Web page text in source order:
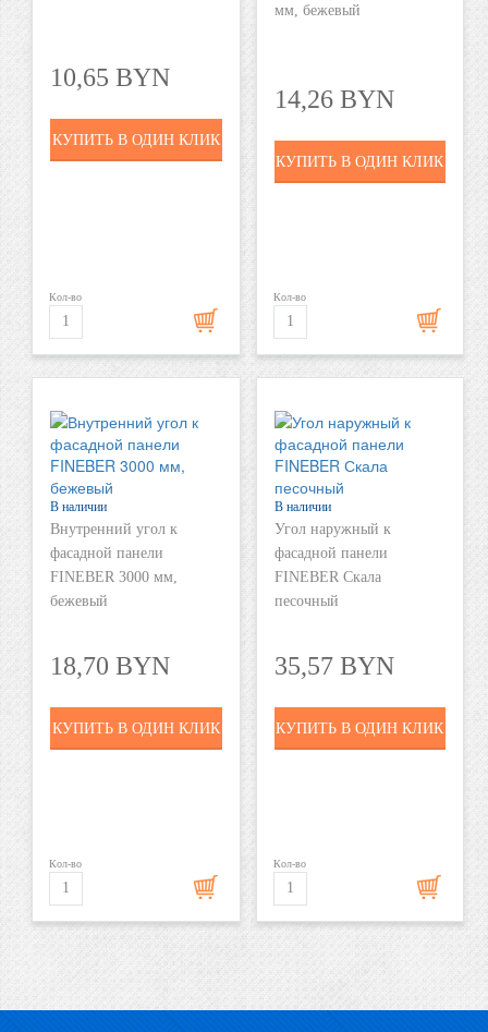
10,65 BYN
Кол-во
КУПИТЬ В ОДИН КЛИК
мм, бежевый
14,26 BYN
Кол-во
КУПИТЬ В ОДИН КЛИК
В наличии
Внутренний угол к
фасадной панели
FINEBER 3000 мм,
бежевый
18,70 BYN
Кол-во
КУПИТЬ В ОДИН КЛИК
В наличии
Угол наружный к
фасадной панели
FINEBER Скала
песочный
35,57 BYN
Кол-во
КУПИТЬ В ОДИН КЛИК